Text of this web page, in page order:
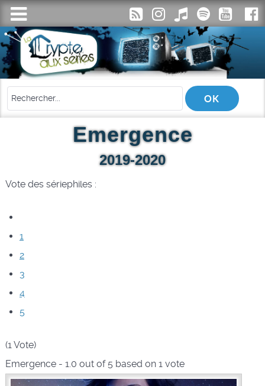
Emergence
2019-2020
Vote des sériephiles :
1
2
3
4
5
(1 Vote)
Emergence- 1.0 out of 5 based on 1vote